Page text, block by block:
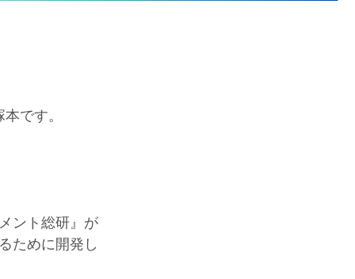
です。
ント総研』が
ために開発し